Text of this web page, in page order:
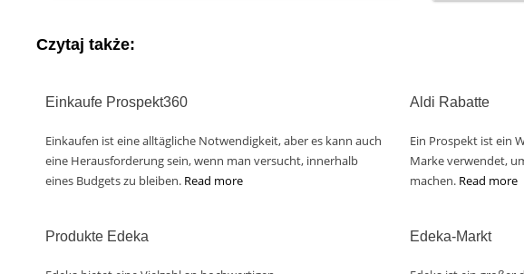
Czytaj także:
Einkaufe Prospekt360
Einkaufen ist eine alltägliche Notwendigkeit, aber es kann auch
eine Herausforderung sein, wenn man versucht, innerhalb
eines Budgets zu bleiben. Read more
Aldi Rabatte
Ein Prospekt ist ein
Marke verwendet,
machen. Read more
Produkte Edeka Edeka-Markt